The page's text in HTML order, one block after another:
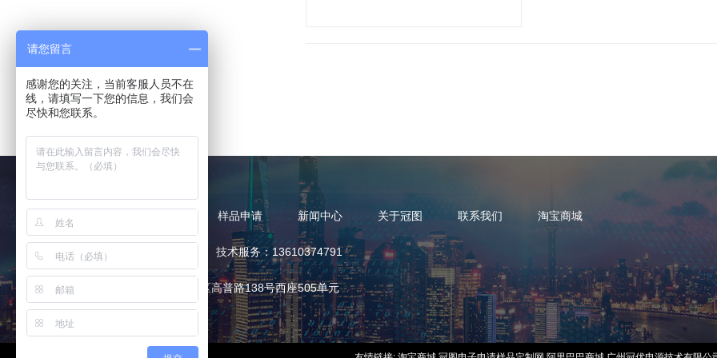
产品中心 样品申请 新闻中心 关于冠图 联系我们 淘宝商城
热线电话：13168375752 技术服务：13610374791
地址：广东省广州市天河区高普路138号西座505单元
请您留言
感谢您的关注，当前客服人员不在
线，请填写一下您的信息，我们会
尽快和您联系。